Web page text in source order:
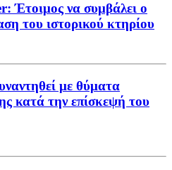
Έτοιμος να συμβάλει ο
του ιστορικού κτηρίου
με θύματα
κατά την επίσκεψή του